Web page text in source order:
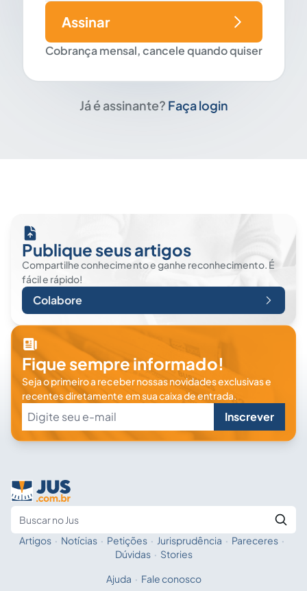
Cobrança mensal, cancele quando quiser
Assinar
Já é assinante? Faça login
Publique seus artigos
Compartilhe conhecimento e ganhe reconhecimento. É
fácil e rápido!
Colabore
Fique sempre informado!
Seja o primeiro a receber nossas novidades exclusivas e
recentes diretamente em sua caixa de entrada.
Inscrever
Fale com a IA
Artigos · Notícias · Petições · Jurisprudência · Pareceres ·
Dúvidas · Stories
Ajuda · Fale conosco